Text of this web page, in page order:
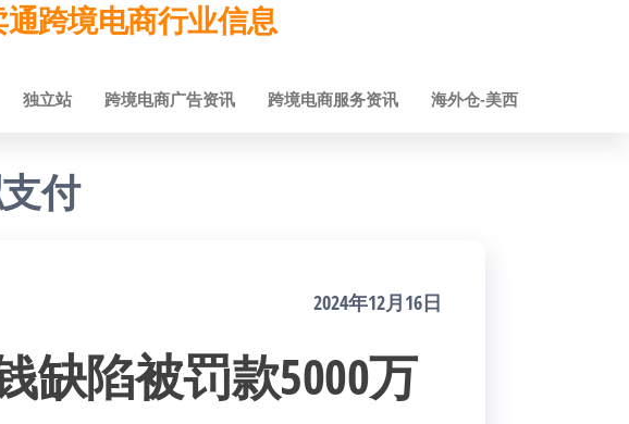
通跨境电商行业信息
独立站 跨境电商广告资讯 跨境电商服务资讯 海外仓-美西
付
2024年12月16日
缺陷被罚款5000万